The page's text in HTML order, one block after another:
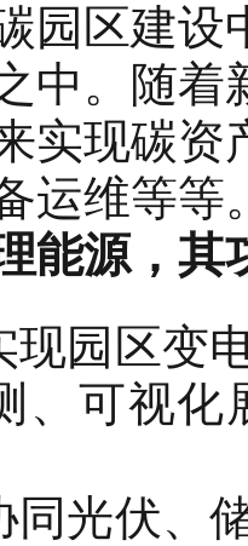
园区建设
中。随
实现碳资
运维等等
能源，其
现园区变
、可视
同光伏、